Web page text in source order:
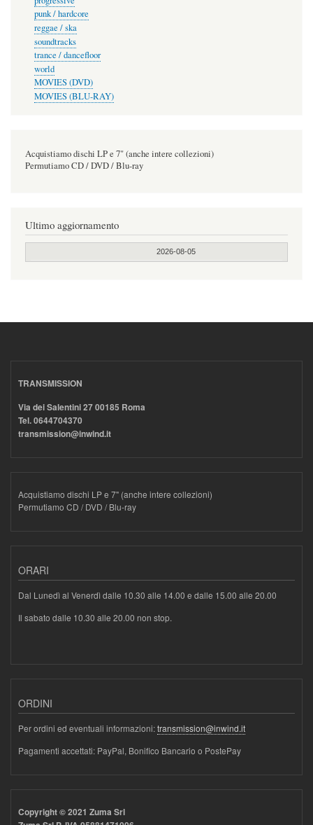
punk / hardcore
reggae / ska
soundtracks
trance / dancefloor
world
MOVIES (DVD)
MOVIES (BLU-RAY)
Acquistiamo dischi LP e 7" (anche intere collezioni)
Permutiamo CD / DVD / Blu-ray
Ultimo aggiornamento
2026-08-05
TRANSMISSION
Via dei Salentini 27 00185 Roma
Tel. 0644704370
transmission@inwind.it
Acquistiamo dischi LP e 7" (anche intere collezioni)
Permutiamo CD / DVD / Blu-ray
ORARI
Dal Lunedì al Venerdì dalle 10.30 alle 14.00 e dalle 15.00 alle 20.00
Il sabato dalle 10.30 alle 20.00 non stop.
ORDINI
Per ordini ed eventuali informazioni:transmission@inwind.it
Pagamenti accettati: PayPal, Bonifico Bancario o PostePay
Copyright © 2021 Zuma Srl